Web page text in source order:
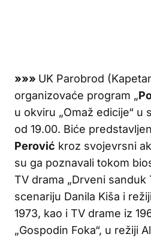
»»» UK Parobrod
organizovaće program „
u okviru „Omaž edicije“ u
od 19.00. Biće predstavljen
Perović kroz svojevrsni
su ga poznavali tokom
TV drama „Drveni sanduk
scenariju Danila Kiša i
1973, kao i TV drame iz
„Gospodin Foka“, u režiji